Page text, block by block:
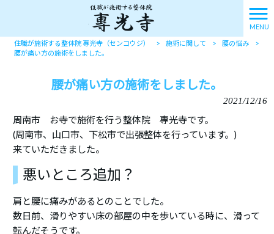
MENU
住職が施術する整体院 專光寺（センコウジ） > 施術に関して > 腰の悩み
>
腰が痛い方の施術をしました。
腰が痛い方の施術をしました。
2021/12/16
周南市 お寺で施術を行う整体院 專光寺です。
(周南市、山口市、下松市で出張整体を行っています。)
来ていただきました。
悪いところ追加？
肩と腰に痛みがあるとのことでした。
数日前、滑りやすい床の部屋の中を歩いている時に、滑って
転んだそうです。